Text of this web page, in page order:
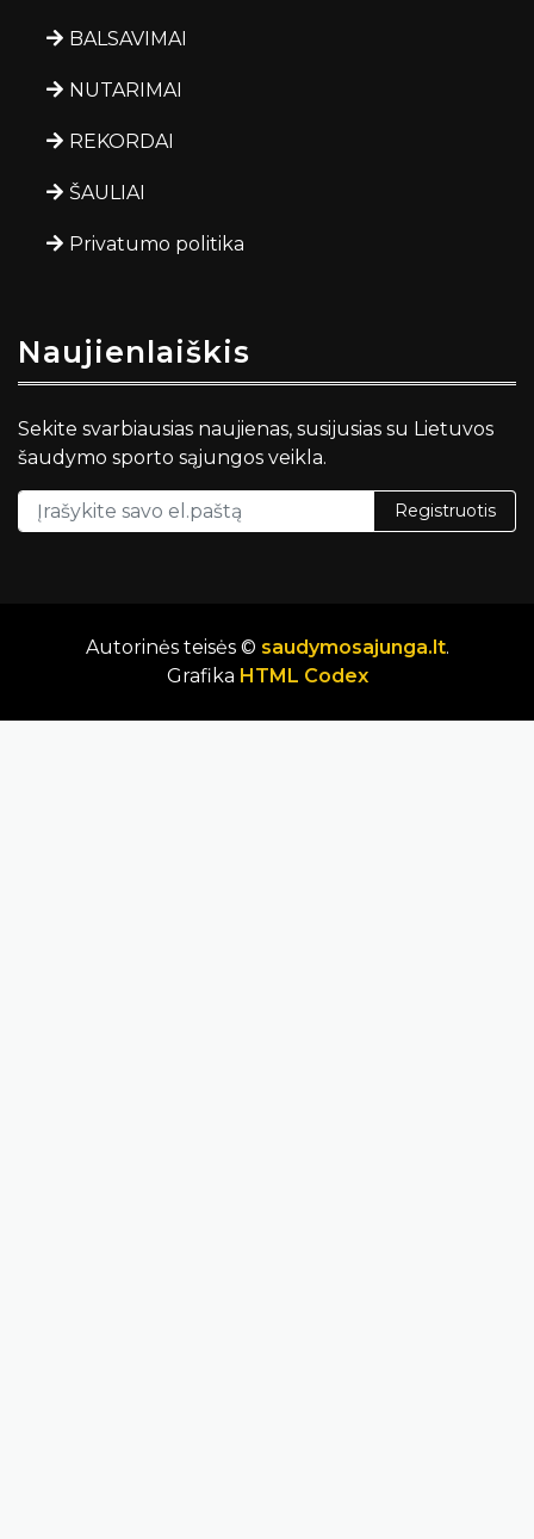
BALSAVIMAI
NUTARIMAI
REKORDAI
ŠAULIAI
Privatumo politika
Naujienlaiškis
Sekite svarbiausias naujienas, susijusias su Lietuvos
šaudymo sporto sąjungos veikla.
Registruotis
Autorinės teisės © saudymosajunga.lt.
Grafika HTML Codex